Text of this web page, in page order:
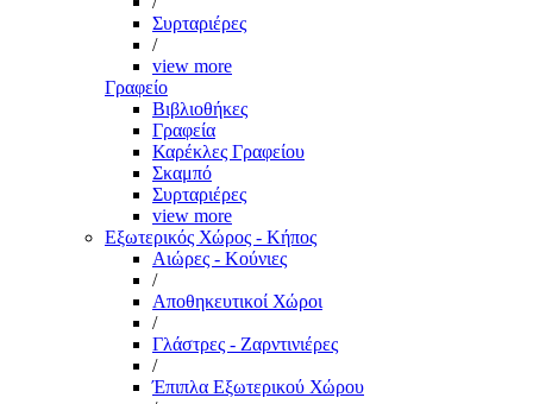
Συρταριέρες
/
view more
Γραφείο
Βιβλιοθήκες
Γραφεία
Καρέκλες Γραφείου
Σκαμπό
Συρταριέρες
view more
Εξωτερικός Χώρος - Κήπος
Αιώρες - Κούνιες
/
Αποθηκευτικοί Χώροι
/
Γλάστρες - Ζαρντινιέρες
/
Έπιπλα Εξωτερικού Χώρου